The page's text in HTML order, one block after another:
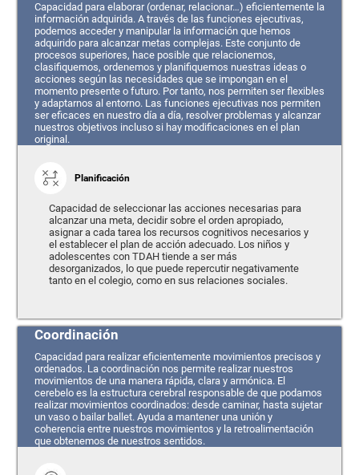
Capacidad para elaborar (ordenar, relacionar…) eficientemente la
información adquirida. A través de las funciones ejecutivas,
podemos acceder y manipular la información que hemos
adquirido para alcanzar metas complejas. Este conjunto de
procesos superiores, hace posible que relacionemos,
clasifiquemos, ordenemos y planifiquemos nuestras ideas o
acciones según las necesidades que se impongan en el
momento presente o futuro. Por tanto, nos permiten ser flexibles
y adaptarnos al entorno. Las funciones ejecutivas nos permiten
ser eficaces en nuestro día a día, resolver problemas y alcanzar
nuestros objetivos incluso si hay modificaciones en el plan
original.
Planificación
Capacidad de seleccionar las acciones necesarias para
alcanzar una meta, decidir sobre el orden apropiado,
asignar a cada tarea los recursos cognitivos necesarios y
el establecer el plan de acción adecuado. Los niños y
adolescentes con TDAH tiende a ser más
desorganizados, lo que puede repercutir negativamente
tanto en el colegio, como en sus relaciones sociales.
Coordinación
Capacidad para realizar eficientemente movimientos precisos y
ordenados. La coordinación nos permite realizar nuestros
movimientos de una manera rápida, clara y armónica. El
cerebelo es la estructura cerebral responsable de que podamos
realizar movimientos coordinados: desde caminar, hasta sujetar
un vaso o bailar ballet. Ayuda a mantener una unión y
coherencia entre nuestros movimientos y la retroalimentación
que obtenemos de nuestros sentidos.